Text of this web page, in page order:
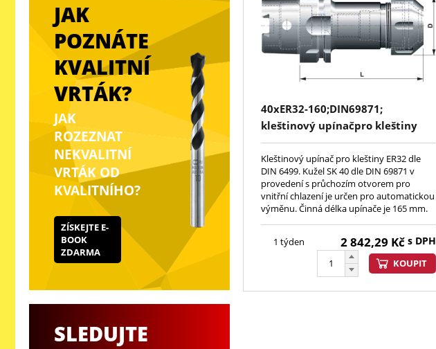
40xER32-160;DIN69871;
kleštinový upínačpro kleštiny
DIN6499(ERC)
Kleštinový upínač pro kleštiny ER32 dle
DIN 6499. Kužel SK 40 dle DIN 69871 v
provedení s průchozím otvorem pro
vnitřní chlazení je určen pro automatickou
výměnu. Činná délka upínače je 165 mm.
1 týden 2 842,29 Kčs DPH
KOUPIT
JAK
POZNÁTE
KVALITNÍ
VRTÁK?
JAK
ROZEZNAT
NEKVALITNÍ
VRTÁK OD
KVALITNÍHO?
ZÍSKEJTE E-
BOOK
ZDARMA
SLEDUJTE